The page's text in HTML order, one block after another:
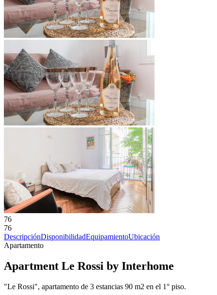
76
76
DescripciónDisponibilidadEquipamientoUbicación
Apartamento
Apartment Le Rossi by Interhome
"Le Rossi", apartamento de 3 estancias 90 m2 en el 1° piso.